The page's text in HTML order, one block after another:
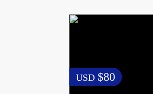
USD $80